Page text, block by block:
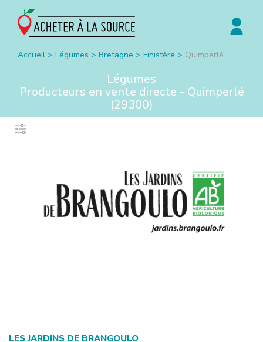
Accueil > Légumes > Bretagne > Finistère > Quimperlé
Légumes
Producteurs en vente directe - Quimperlé
(29300)
LES JARDINS DE BRANGOULO